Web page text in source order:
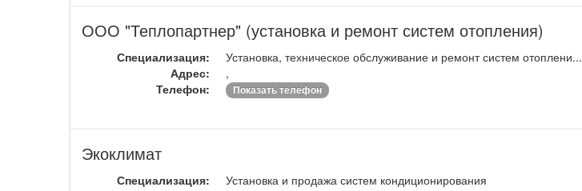
ООО "Теплопартнер" (установка и ремонт систем отопления)
Специализация:
Установка, техническое обслуживание и ремонт систем отоплени...
Адрес:
,
Телефон:
Показать телефон
Экоклимат
Специализация:
Установка и продажа систем кондиционирования